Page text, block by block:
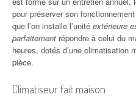
pour préserver son
que l’on installe l’unité extérieure
parfaitement répondre à celui du
heures, dotés d’une climatisation
pièce.
Climatiseur fait maison